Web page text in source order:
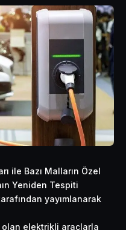
ile Bazı Malların Özel
Yeniden Tespiti
yayımlanarak
elektrikli araçlarla